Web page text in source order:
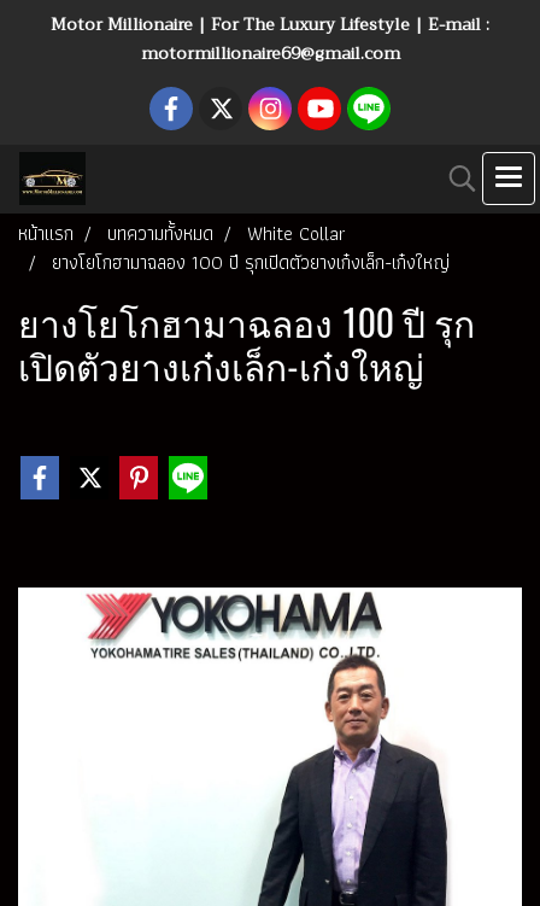
Motor Millionaire | For The Luxury Lifestyle | E-mail :
motormillionaire69@gmail.com
หน้าแรก บทความทั้งหมด
White Collar
ยางโยโกฮามาฉลอง 100 ปี รุกเปิดตัวยางเก๋งเล็ก-เก๋งใหญ่
ยางโยโกฮามาฉลอง 100 ปี รุก
เปิดตัวยางเก๋งเล็ก-เก๋งใหญ่